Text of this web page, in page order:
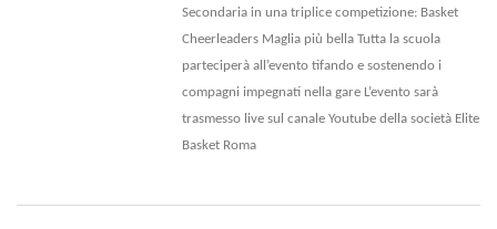
Secondaria in una triplice competizione: Basket
Cheerleaders Maglia più bella Tutta la scuola
parteciperà all’evento tifando e sostenendo i
compagni impegnati nella gare L’evento sarà
trasmesso live sul canale Youtube della società Elite
Basket Roma